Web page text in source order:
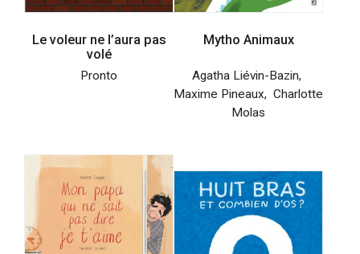
Le voleur ne l’aura pas
volé
Pronto
Mytho Animaux
Agatha Liévin-Bazin,
Maxime Pineaux, Charlotte
Molas